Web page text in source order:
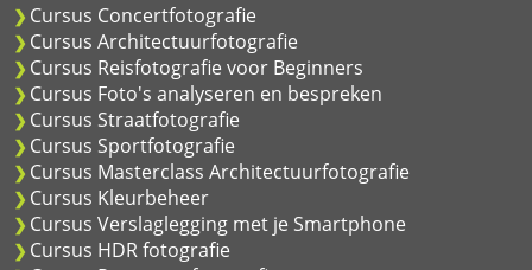
Cursus Concertfotografie
Cursus Architectuurfotografie
Cursus Reisfotografie voor Beginners
Cursus Foto's analyseren en bespreken
Cursus Straatfotografie
Cursus Sportfotografie
Cursus Masterclass Architectuurfotografie
Cursus Kleurbeheer
Cursus Verslaglegging met je Smartphone
Cursus HDR fotografie